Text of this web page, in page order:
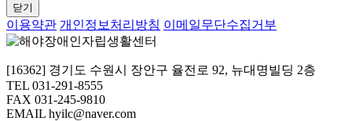
닫기
이용약관 개인정보처리방침 이메일무단수집거부
[16362] 경기도 수원시 장안구 율전로 92, 뉴대명빌딩 2층
TEL 031-291-8555
FAX 031-245-9810
EMAIL hyilc@naver.com